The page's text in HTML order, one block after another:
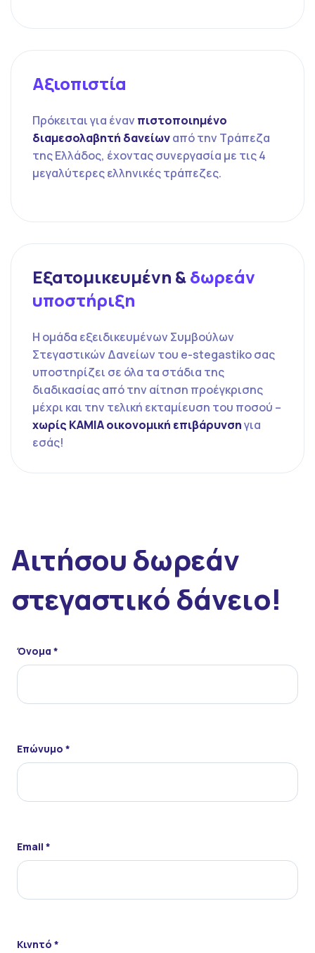
Αξιοπιστία
Πρόκειται για έναν πιστοποιημένο
διαμεσολαβητή δανείωναπό την Τράπεζα
της Ελλάδος, έχοντας συνεργασία με τις 4
μεγαλύτερες ελληνικές τράπεζες.
Εξατομικευμένη &δωρεάν
υποστήριξη
Η ομάδα εξειδικευμένων Συμβούλων
Στεγαστικών Δανείων του e-stegastiko σας
υποστηρίζει σε όλα τα στάδια της
διαδικασίας από την αίτηση προέγκρισης
μέχρι και την τελική εκταμίευση του ποσού –
χωρίς ΚΑΜΙΑ οικονομική επιβάρυνσηγια
εσάς!
Αιτήσου δωρεάν
στεγαστικό δάνειο!
Όνομα *
Επώνυμο *
Email *
Κινητό *